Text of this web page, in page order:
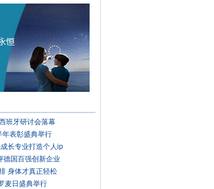
班牙研讨会落幕
表彰盛典举行
长专业打造个人ip
德国百强创新企业
身体才真正轻松
麦日盛典举行